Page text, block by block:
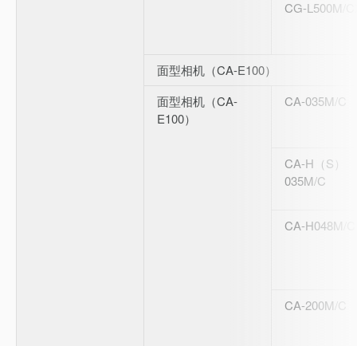
CG-L500M/
面型相机（CA-E100）
面型相机（CA-
E100）
CA-035M/C
CA-H（S）
035M/C
CA-H048M/
CA-200M/C